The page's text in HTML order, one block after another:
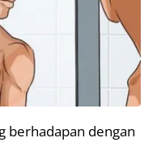
berhadapan dengan